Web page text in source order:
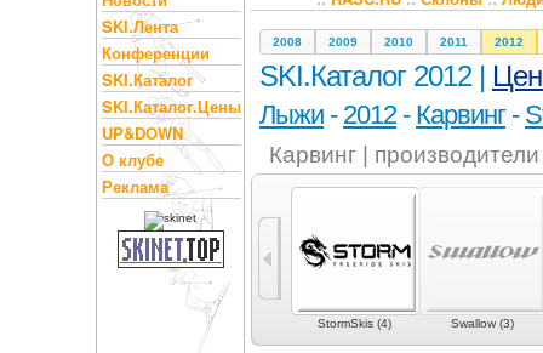
SKI.Лента
Конференции
SKI.Каталог
SKI.Каталог.Цены
UP&DOWN
О клубе
Реклама
2008 2009 2010 2011 2012
SKI.Каталог 2012 |
Лыжи - 2012- Карвинг-
Карвинг | производители
Stöckli (2) StormSkis (4) Swallow (3)